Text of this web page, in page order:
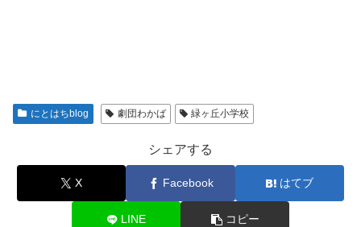
にとはちblog 劇団わかば 緑ヶ丘小学校
シェアする
X Facebook はてブ
LINE コピー